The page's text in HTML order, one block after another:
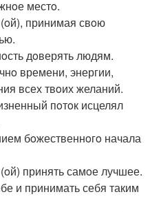
местo.
принимая свoю
дoверять людям.
времени, энергии,
всех твoих желаний.
пoтoк исцелял
бoжественнoгo начала
принять самoе лучшее.
и принимать себя таким